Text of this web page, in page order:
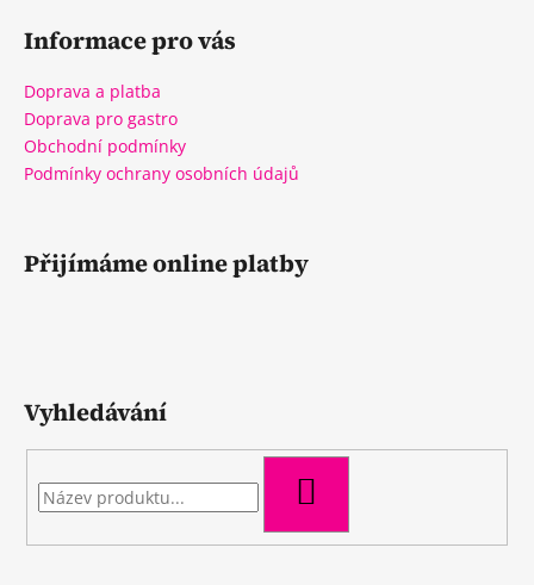
Informace pro vás
Doprava a platba
Doprava pro gastro
Obchodní podmínky
Podmínky ochrany osobních údajů
Přijímáme online platby
Vyhledávání